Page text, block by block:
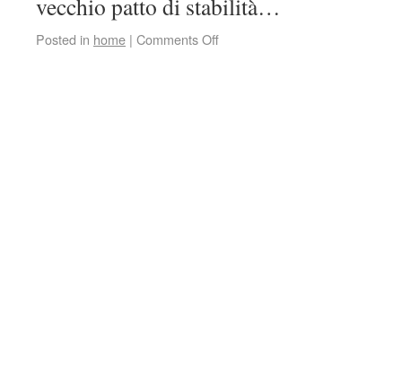
vecchio patto di stabilità…
Posted in home | Comments Off